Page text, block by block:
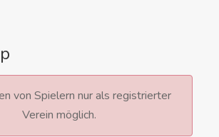
von Spielern nur als registrierter
Verein möglich.